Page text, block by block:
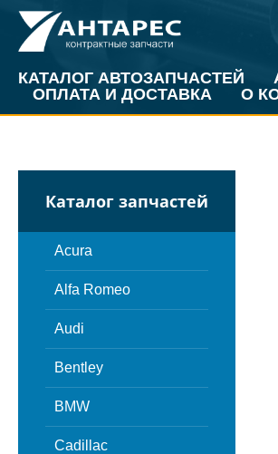
КАТАЛОГ АВТОЗАПЧАСТЕЙ
ОПЛАТА И ДОСТАВКА
О
Каталог запчастей
Acura
Alfa Romeo
Audi
Bentley
BMW
Cadillac